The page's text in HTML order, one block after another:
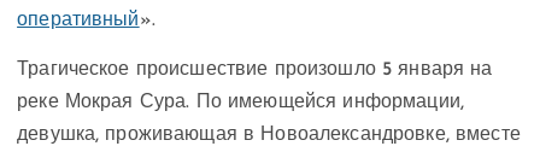
оперативный».
Трагическое происшествие произошло 5 января на
реке Мокрая Сура. По имеющейся информации,
девушка, проживающая в Новоалександровке, вместе